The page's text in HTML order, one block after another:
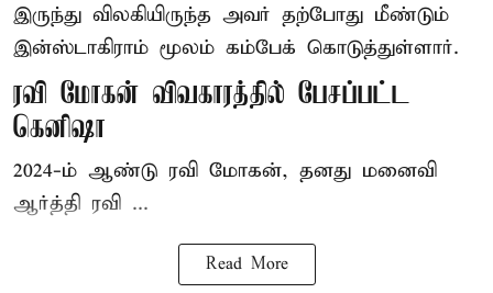
இருந்து விலகியிருந்த அவர் தற்போது மீண்டும்
இன்ஸ்டாகிராம் மூலம் கம்பேக் கொடுத்துள்ளார்.
ரவி மோகன் விவகாரத்தில் பேசப்பட்ட
கெனிஷா
2024-ம் ஆண்டு ரவி மோகன், தனது மனைவி
ஆர்த்தி ரவி ...
Read More